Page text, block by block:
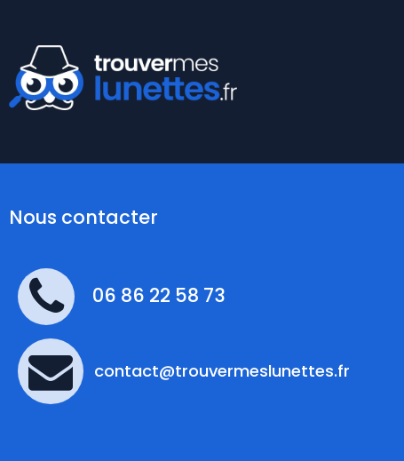
Nous contacter
06 86 22 58 73
contact@trouvermeslunettes.fr